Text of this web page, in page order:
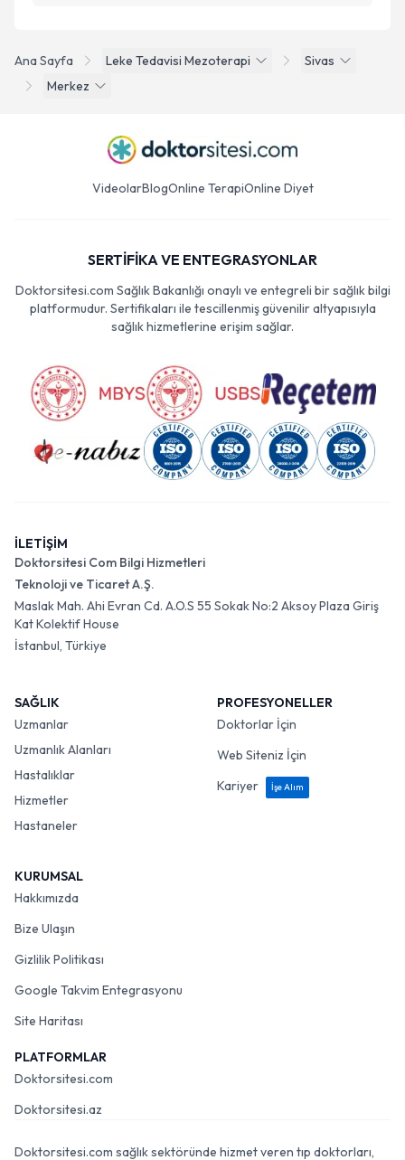
Ana Sayfa Leke Tedavisi Mezoterapi
Sivas
Merkez
VideolarBlogOnline TerapiOnline Diyet
SERTİFİKA VE ENTEGRASYONLAR
Doktorsitesi.com Sağlık Bakanlığı onaylı ve entegreli bir sağlık bilgi
platformudur. Sertifikaları ile tescillenmiş güvenilir altyapısıyla
sağlık hizmetlerine erişim sağlar.
İLETİŞİM
Doktorsitesi Com Bilgi Hizmetleri
Teknoloji ve Ticaret A.Ş.
Maslak Mah. Ahi Evran Cd. A.O.S 55 Sokak No:2 Aksoy Plaza Giriş
Kat Kolektif House
İstanbul, Türkiye
SAĞLIK
Uzmanlar
Uzmanlık Alanları
Hastalıklar
Hizmetler
Hastaneler
PROFESYONELLER
Doktorlar İçin
Web Siteniz İçin
Kariyer
İşe Alım
KURUMSAL
Hakkımızda
Bize Ulaşın
Gizlilik Politikası
Google Takvim Entegrasyonu
Site Haritası
PLATFORMLAR
Doktorsitesi.com
Doktorsitesi.az
Doktorsitesi.com sağlık sektöründe hizmet veren tıp doktorları,